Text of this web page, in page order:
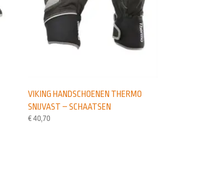
VIKING HANDSCHOENEN THERMO
SNIJVAST – SCHAATSEN
€ 40,70